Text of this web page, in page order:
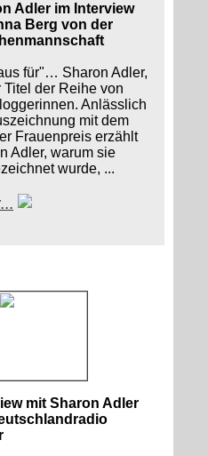
Adler im Interview
Berg von der
für"… Sharon Adler,
Titel der Reihe von
Anlässlich
mit dem
Frauenpreis erzählt
Adler, warum sie
wurde, ...
mit Sharon Adler